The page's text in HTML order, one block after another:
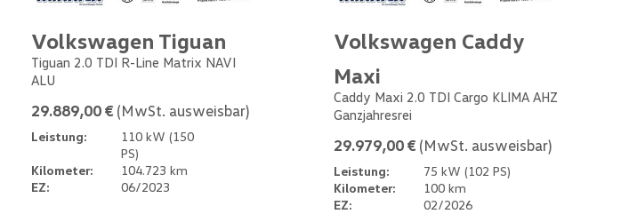
Volkswagen Tiguan
Tiguan 2.0 TDI R-Line Matrix NAVI
ALU
29.889,00 € (MwSt. ausweisbar)
Leistung:
110 kW (150
PS)
Kilometer:
104.723 km
EZ:
06/2023
Volkswagen Caddy
Maxi
Caddy Maxi 2.0 TDI Cargo KLIMA AHZ
Ganzjahresrei
29.979,00 € (MwSt. ausweisbar)
Leistung:
75 kW (102 PS)
Kilometer:
100 km
EZ:
02/2026